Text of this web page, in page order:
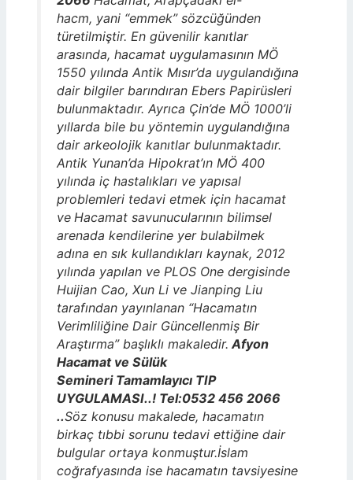
hacm, yani “emmek” sözcüğünden
türetilmiştir. En güvenilir kanıtlar
arasında, hacamat uygulamasının MÖ
1550 yılında Antik Mısır’da uygulandığına
dair bilgiler barındıran Ebers Papirüsleri
bulunmaktadır. Ayrıca Çin’de MÖ 1000’li
yıllarda bile bu yöntemin uygulandığına
dair arkeolojik kanıtlar bulunmaktadır.
Antik Yunan’da Hipokrat’ın MÖ 400
yılında iç hastalıkları ve yapısal
problemleri tedavi etmek için hacamat
ve Hacamat savunucularının bilimsel
arenada kendilerine yer bulabilmek
adına en sık kullandıkları kaynak, 2012
yılında yapılan ve PLOS One dergisinde
Huijian Cao, Xun Li ve Jianping Liu
tarafından yayınlanan “Hacamatın
Verimliliğine Dair Güncellenmiş Bir
Araştırma” başlıklı makaledir. Afyon
Hacamat ve Sülük
Semineri Tamamlayıcı TIP
UYGULAMASI..! Tel:0532 456 2066
..Söz konusu makalede, hacamatın
birkaç tıbbi sorunu tedavi ettiğine dair
bulgular ortaya konmuştur.İslam
coğrafyasında ise hacamatın tavsiyesine